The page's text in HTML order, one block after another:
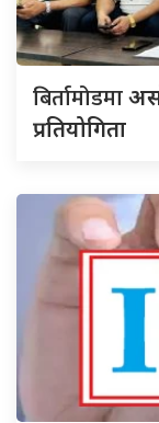
बिर्तामोडमा
प्रतियोगिता